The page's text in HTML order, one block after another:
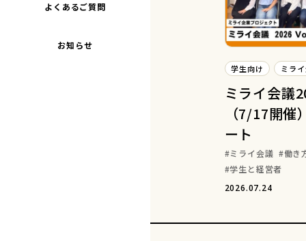
よくあるご質問
お知らせ
学生向け ミラ
ミライ会議
（7/17開
ート
ミライ会議
働き
学生と経営者
2026.07.24